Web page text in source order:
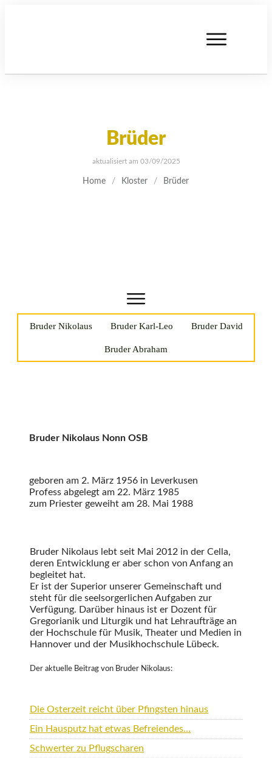
Brüder
aktualisiert am 03/09/2025
Home / Kloster / Brüder
Bruder Nikolaus Bruder Karl-Leo Bruder David
Bruder Abraham
Bruder Nikolaus Nonn OSB
geboren am 2. März 1956 in Leverkusen
Profess abgelegt am 22. März 1985
zum Priester geweiht am 28. Mai 1988
Bruder Nikolaus lebt seit Mai 2012 in der Cella,
deren Entwicklung er aber schon von Anfang an
begleitet hat.
Er ist der Superior unserer Gemeinschaft und
steht für die seelsorgerlichen Aufgaben zur
Verfügung. Darüber hinaus ist er Dozent für
Gregorianik und Liturgik und hat Lehraufträge an
der Hochschule für Musik, Theater und Medien in
Hannover und der Musikhochschule Lübeck.
Der aktuelle Beitrag von Bruder Nikolaus:
Die Osterzeit reicht über Pfingsten hinaus
Ein Hausputz hat etwas Befreiendes…
Schwerter zu Pflugscharen